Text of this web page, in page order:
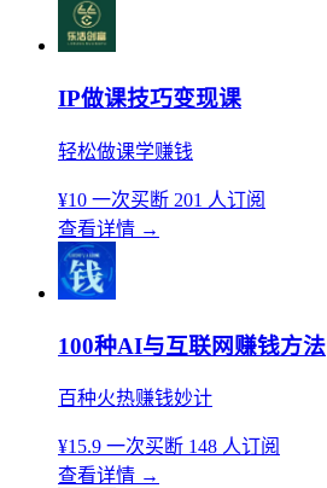
IP做课技巧变现课
轻松做课学赚钱
¥10 一次买断 201 人订阅
查看详情 →
100种AI与互联网赚钱方法
百种火热赚钱妙计
¥15.9 一次买断 148 人订阅
查看详情 →